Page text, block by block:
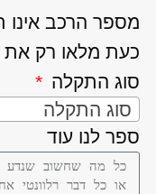
מספר הרכב אינו
כעת מלאו רק את
סוג התקלה
סוג התקלה
ספר לנו עוד